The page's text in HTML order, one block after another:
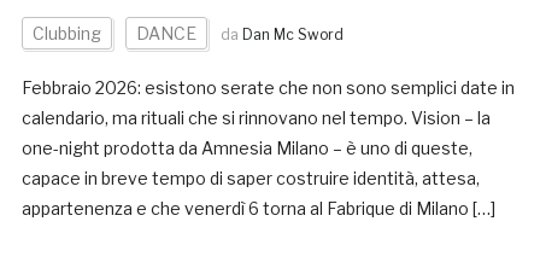
Clubbing DANCE da Dan Mc Sword
Febbraio 2026: esistono serate che non sono semplici date in
calendario, ma rituali che si rinnovano nel tempo. Vision – la
one-night prodotta da Amnesia Milano – è uno di queste,
capace in breve tempo di saper costruire identità, attesa,
appartenenza e che venerdì 6 torna al Fabrique di Milano […]